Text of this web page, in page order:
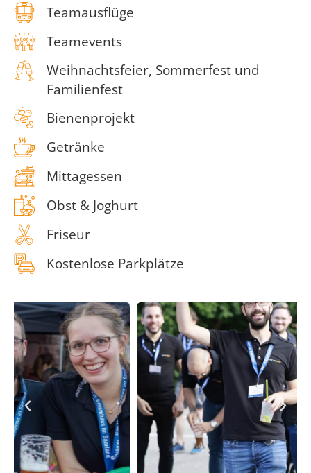
Teamausflüge
Teamevents
Weihnachtsfeier, Sommerfest und
Familienfest
Bienenprojekt
Getränke
Mittagessen
Obst & Joghurt
Friseur
Kostenlose Parkplätze